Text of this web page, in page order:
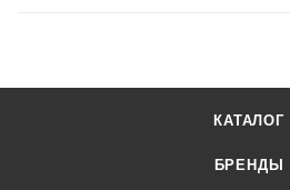
КАТАЛОГ
БРЕНДЫ